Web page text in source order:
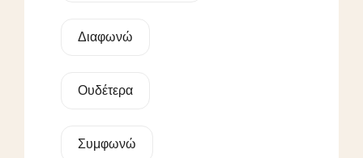
Διαφωνώ
Ουδέτερα
Συμφωνώ